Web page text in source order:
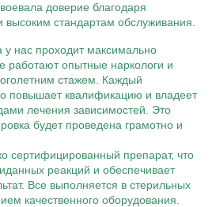
доверие благодаря
высоким стандартам обслуживания.
у нас проходит максимально
работают опытные наркологи и
стажем. Каждый
повышает квалификацию и владеет
лечения зависимостей. Это
будет проведена грамотно и
сертифицированный препарат, что
реакций и обеспечивает
Все выполняется в стерильных
качественного оборудования.